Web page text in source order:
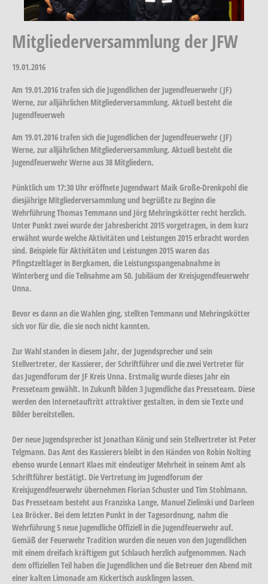
Mitgliederversammlung der JFW
19.01.2016
Am 19.01.2016 trafen sich die Jugendlichen der Jugendfeuerwehr (JF)
Werne, zur alljährlichen Mitgliederversammlung. Aktuell besteht die
Jugendfeuerweh
Am 19.01.2016 trafen sich die Jugendlichen der Jugendfeuerwehr (JF)
Werne, zur alljährlichen Mitgliederversammlung. Aktuell besteht die
Jugendfeuerwehr Werne aus 38 Mitgliedern.
Pünktlich um 17:30 Uhr eröffnete Jugendwart Maik Große-Drenkpohl die
diesjährige Mitgliederversammlung und begrüßte zu Beginn die
Wehrführung Thomas Temmann und Jörg Mehringskötter recht herzlich.
Unter Punkt zwei wurde der Jahresbericht 2015 vorgetragen, in dem kurz
erwähnt wurde welche Aktivitäten und Leistungen 2015 erbracht worden
sind. Beispiele für Aktivitäten und Leistungen 2015 waren das
Pfingstzeltlager in Bergkamen, die Leistungsspangenabnahme in
Winterberg und die Teilnahme am 50. Jubiläum der Kreisjugendfeuerwehr
Unna.
Bevor es dann an die Wahlen ging, stellten Temmann und Mehringskötter
sich vor für die, die sie noch nicht kannten.
Zur Wahl standen in diesem Jahr, der Jugendsprecher und sein
Stellvertreter, der Kassierer, der Schriftführer und die zwei Vertreter für
das Jugendforum der JF Kreis Unna. Erstmalig wurde dieses Jahr ein
Presseteam gewählt. In Zukunft bilden 3 Jugendliche das Presseteam. Diese
werden den Internetauftritt attraktiver gestalten, in dem sie Texte und
Bilder bereitstellen.
Der neue Jugendsprecher ist Jonathan König und sein Stellvertreter ist Peter
Telgmann. Das Amt des Kassierers bleibt in den Händen von Robin Nolting
ebenso wurde Lennart Klaes mit eindeutiger Mehrheit in seinem Amt als
Schriftführer bestätigt. Die Vertretung im Jugendforum der
Kreisjugendfeuerwehr übernehmen Florian Schuster und Tim Stohlmann.
Das Presseteam besteht aus Franziska Lange, Manuel Zielinski und Darleen
Lea Bröcker. Bei dem letzten Punkt in der Tagesordnung, nahm die
Wehrführung 5 neue Jugendliche Offiziell in die Jugendfeuerwehr auf.
Gemäß der Feuerwehr Tradition wurden die neuen von den Jugendlichen
mit einem dreifach kräftigem gut Schlauch herzlich aufgenommen. Nach
dem offiziellen Teil haben die Jugendlichen und die Betreuer den Abend mit
einer kalten Limonade am Kickertisch ausklingen lassen.